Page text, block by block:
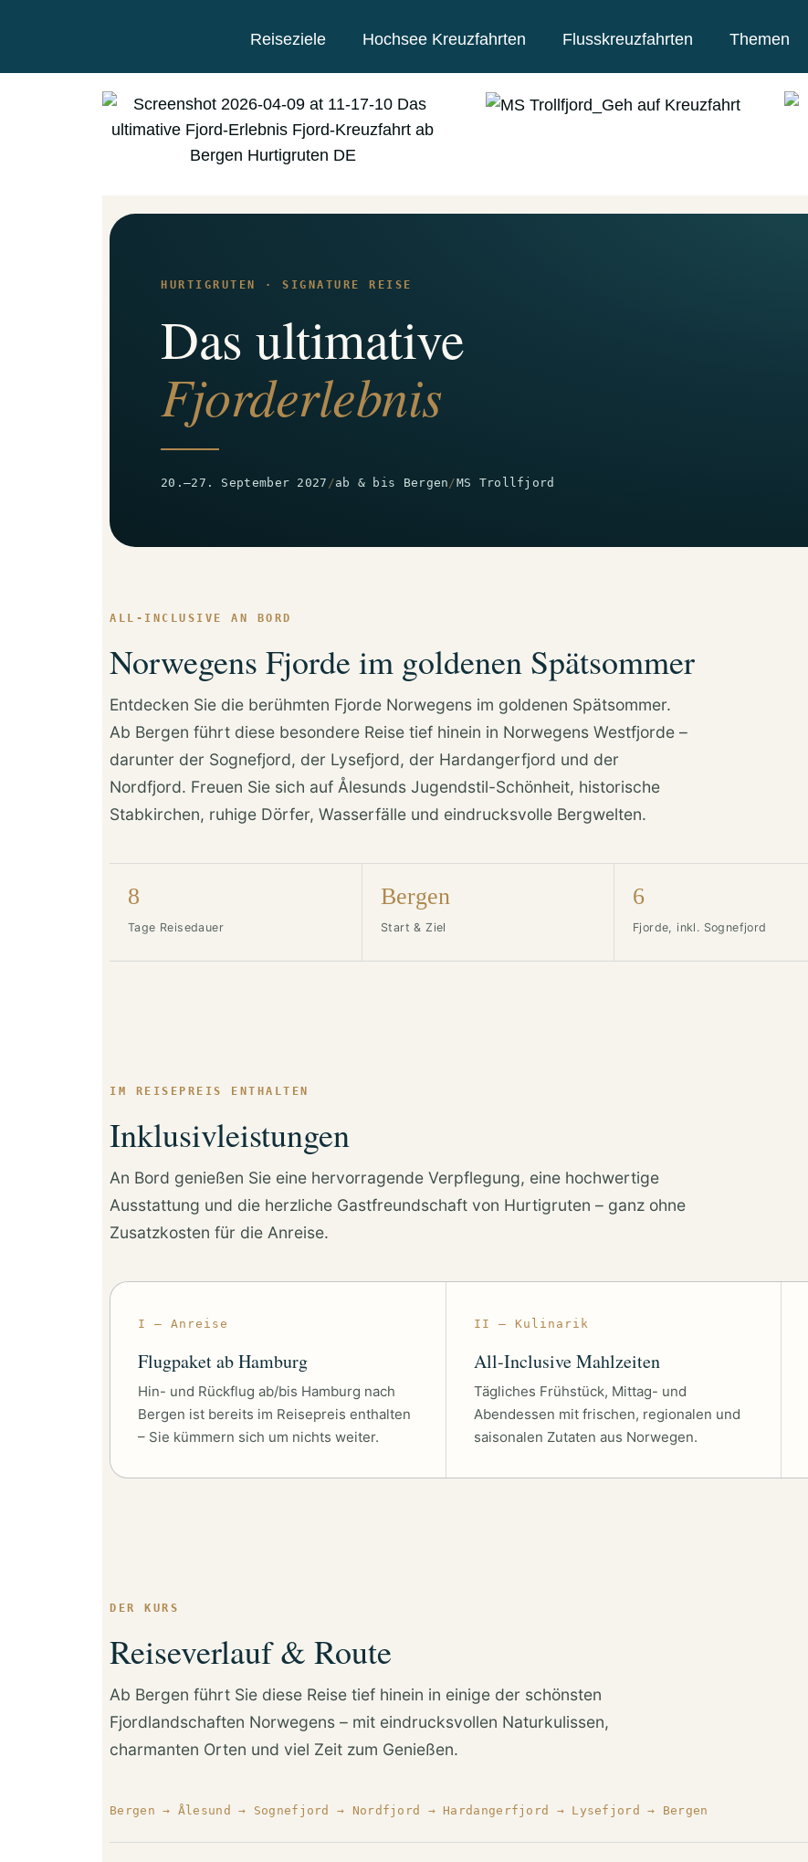
Reiseziele Hochsee Kreuzfahrten Flusskreuzfahrten Themen
HURTIGRUTEN · SIGNATURE REISE
Das ultimative
Fjorderlebnis
20.–27. September 2027 /ab & bis Bergen/MS Trollfjord
ALL-INCLUSIVE AN BORD
Norwegens Fjorde im goldenen Spätsommer
Entdecken Sie die berühmten Fjorde Norwegens im goldenen Spätsommer.
Ab Bergen führt diese besondere Reise tief hinein in Norwegens Westfjorde –
darunter der Sognefjord, der Lysefjord, der Hardangerfjord und der
Nordfjord. Freuen Sie sich auf Ålesunds Jugendstil-Schönheit, historische
Stabkirchen, ruhige Dörfer, Wasserfälle und eindrucksvolle Bergwelten.
8
Tage Reisedauer
Bergen
Start & Ziel
6
Fjorde, inkl. Sognefjord
IM REISEPREIS ENTHALTEN
Inklusivleistungen
An Bord genießen Sie eine hervorragende Verpflegung, eine hochwertige
Ausstattung und die herzliche Gastfreundschaft von Hurtigruten – ganz ohne
Zusatzkosten für die Anreise.
I — Anreise
Flugpaket ab Hamburg
Hin- und Rückflug ab/bis Hamburg nach
Bergen ist bereits im Reisepreis enthalten
– Sie kümmern sich um nichts weiter.
II — Kulinarik
All-Inclusive Mahlzeiten
Tägliches Frühstück, Mittag- und
Abendessen mit frischen, regionalen und
saisonalen Zutaten aus Norwegen.
DER KURS
Reiseverlauf & Route
Ab Bergen führt Sie diese Reise tief hinein in einige der schönsten
Fjordlandschaften Norwegens – mit eindrucksvollen Naturkulissen,
charmanten Orten und viel Zeit zum Genießen.
Bergen → Ålesund → Sognefjord → Nordfjord → Hardangerfjord → Lysefjord → Bergen